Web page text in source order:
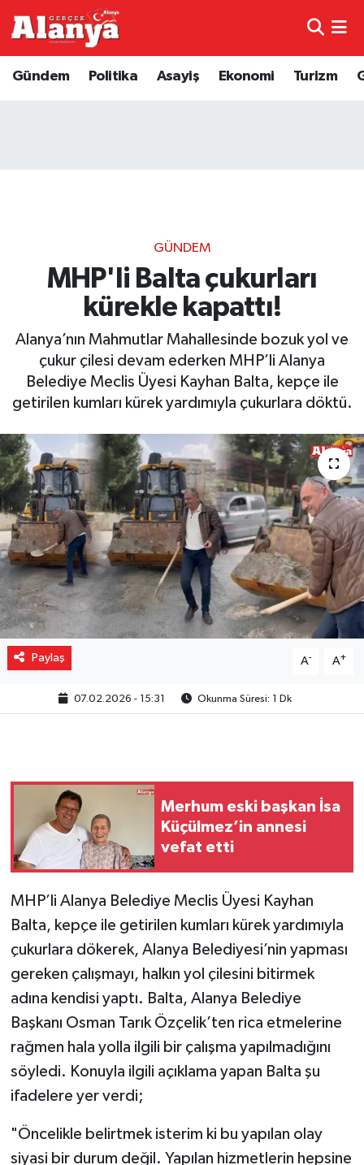
Gündem Politika Asayiş Ekonomi Turizm
GÜNDEM
MHP'li Balta çukurları
kürekle kapattı!
Alanya’nın Mahmutlar Mahallesinde bozuk yol ve
çukur çilesi devam ederken MHP’li Alanya
Belediye Meclis Üyesi Kayhan Balta, kepçe ile
getirilen kumları kürek yardımıyla çukurlara döktü.
Paylaş A- A+
07.02.2026 - 15:31 Okunma Süresi: 1 Dk
Merhum eski başkan İsa
Küçülmez’in annesi
vefat etti
MHP’li Alanya Belediye Meclis Üyesi Kayhan
Balta, kepçe ile getirilen kumları kürek yardımıyla
çukurlara dökerek, Alanya Belediyesi’nin yapması
gereken çalışmayı, halkın yol çilesini bitirmek
adına kendisi yaptı. Balta, Alanya Belediye
Başkanı Osman Tarık Özçelik’ten rica etmelerine
rağmen hala yolla ilgili bir çalışma yapılmadığını
söyledi. Konuyla ilgili açıklama yapan Balta şu
ifadelere yer verdi;
"Öncelikle belirtmek isterim ki bu yapılan olay
siyasi bir durum değil. Yapılan hizmetlerin hepsine
Genel
Diğer
Ekonomi
Gizlilik İlkeleri - Privacy Policy
Güncel
Gündem
Politika
Spor
Turizm
Trafik Durumu
Haber Arşivi